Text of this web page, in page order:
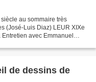
au sommaire très
(José-Luis Diaz) LEUR XIXe
avec Emmanuel
de dessins de